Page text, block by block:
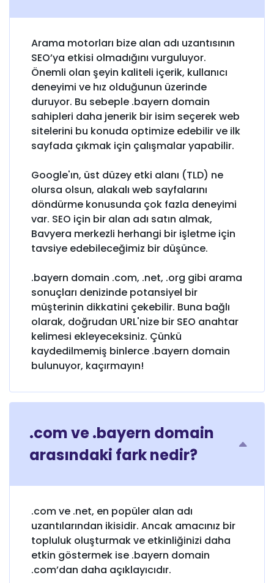
Arama motorları bize alan adı uzantısının
SEO’ya etkisi olmadığını vurguluyor.
Önemli olan şeyin kaliteli içerik, kullanıcı
deneyimi ve hız olduğunun üzerinde
duruyor. Bu sebeple .bayern domain
sahipleri daha jenerik bir isim seçerek web
sitelerini bu konuda optimize edebilir ve ilk
sayfada çıkmak için çalışmalar yapabilir.
Google'ın, üst düzey etki alanı (TLD) ne
olursa olsun, alakalı web sayfalarını
döndürme konusunda çok fazla deneyimi
var. SEO için bir alan adı satın almak,
Bavyera merkezli herhangi bir işletme için
tavsiye edebileceğimiz bir düşünce.
.bayern domain .com, .net, .org gibi arama
sonuçları denizinde potansiyel bir
müşterinin dikkatini çekebilir. Buna bağlı
olarak, doğrudan URL'nize bir SEO anahtar
kelimesi ekleyeceksiniz. Çünkü
kaydedilmemiş binlerce .bayern domain
bulunuyor, kaçırmayın!
.com ve .bayern domain
arasındaki fark nedir?
.com ve .net, en popüler alan adı
uzantılarından ikisidir. Ancak amacınız bir
topluluk oluşturmak ve etkinliğinizi daha
etkin göstermek ise .bayern domain
.com’dan daha açıklayıcıdır.